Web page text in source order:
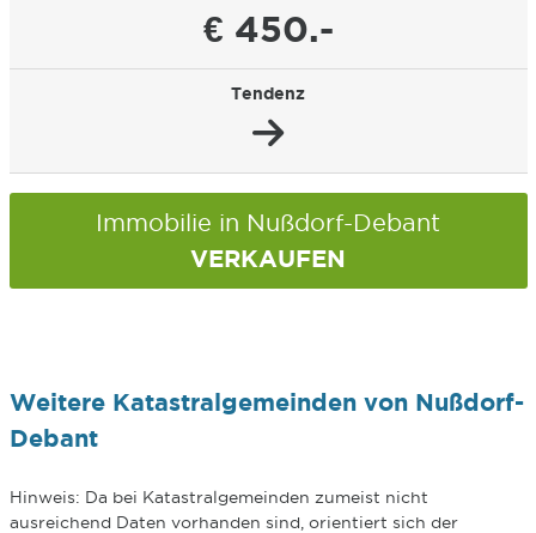
€ 450.-
Tendenz
Immobilie in Nußdorf-Debant
VERKAUFEN
Weitere Katastralgemeinden von Nußdorf-
Debant
Hinweis: Da bei Katastralgemeinden zumeist nicht
ausreichend Daten vorhanden sind, orientiert sich der